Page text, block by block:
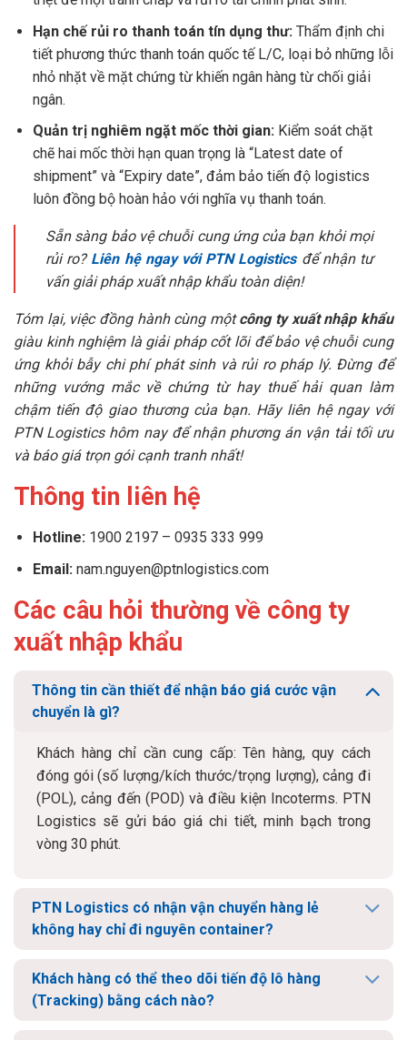
Hạn chế rủi ro thanh toán tín dụng thư: Thẩm định chi
tiết phương thức thanh toán quốc tế L/C, loại bỏ những lỗi
nhỏ nhặt về mặt chứng từ khiến ngân hàng từ chối giải
ngân.
Quản trị nghiêm ngặt mốc thời gian:Kiểm soát chặt
chẽ hai mốc thời hạn quan trọng là “Latest date of
shipment” và “Expiry date”, đảm bảo tiến độ logistics
luôn đồng bộ hoàn hảo với nghĩa vụ thanh toán.
Sẵn sàng bảo vệ chuỗi cung ứng của bạn khỏi mọi
rủi ro? Liên hệ ngay với PTN Logistics để nhận tư
vấn giải pháp xuất nhập khẩu toàn diện!
Tóm lại, việc đồng hành cùng mộtcông ty xuất nhập khẩu
giàu kinh nghiệm là giải pháp cốt lõi để bảo vệ chuỗi cung
ứng khỏi bẫy chi phí phát sinh và rủi ro pháp lý. Đừng để
những vướng mắc về chứng từ hay thuế hải quan làm
chậm tiến độ giao thương của bạn. Hãy liên hệ ngay với
PTN Logistics hôm nay để nhận phương án vận tải tối ưu
và báo giá trọn gói cạnh tranh nhất!
Thông tin liên hệ
Hotline: 1900 2197 – 0935 333 999
Email: nam.nguyen@ptnlogistics.com
Các câu hỏi thường về công ty
xuất nhập khẩu
Thông tin cần thiết để nhận báo giá cước vận
chuyển là gì?
Khách hàng chỉ cần cung cấp: Tên hàng, quy cách
đóng gói (số lượng/kích thước/trọng lượng), cảng đi
(POL), cảng đến (POD) và điều kiện Incoterms. PTN
Logistics sẽ gửi báo giá chi tiết, minh bạch trong
vòng 30 phút.
PTN Logistics có nhận vận chuyển hàng lẻ
không hay chỉ đi nguyên container?
Khách hàng có thể theo dõi tiến độ lô hàng
(Tracking) bằng cách nào?